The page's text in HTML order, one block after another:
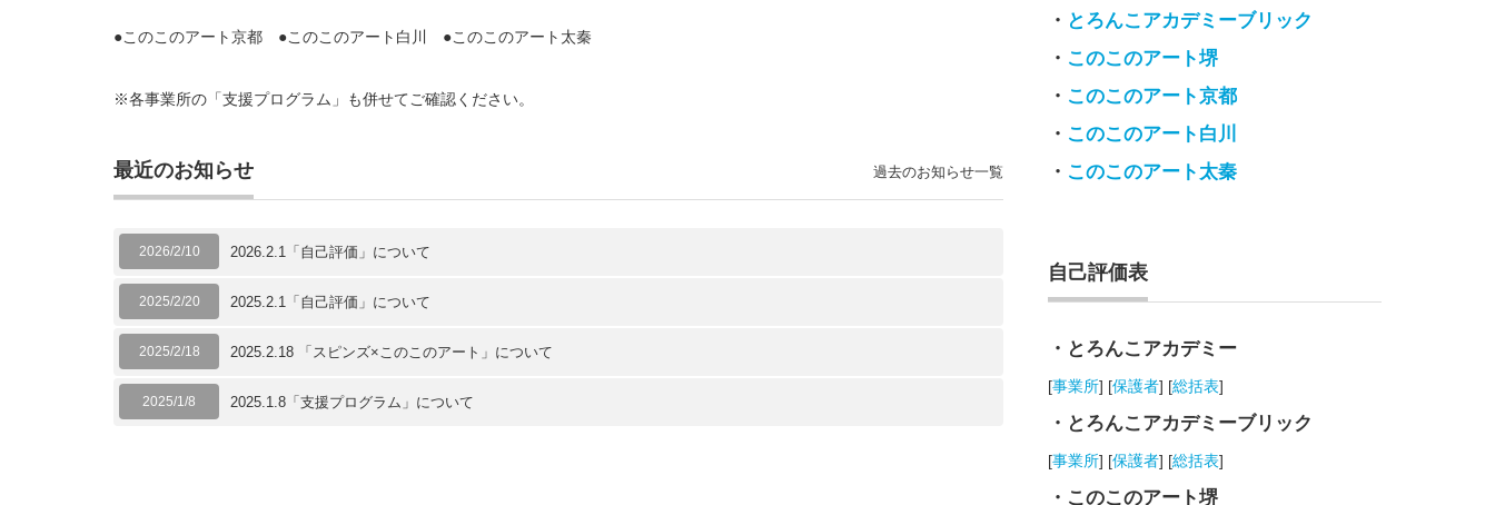
●このこのアート京都 ●このこのアート白川 ●このこのアート太秦
※各事業所の「支援プログラム」も併せてご確認ください。
最近のお知らせ
2026/2/10 2026.2.1「自己評価」について
2025/2/20 2025.2.1「自己評価」について
2025/2/18 2025.2.18 「スピンズ×このこのアート」について
2025/1/8 2025.1.8「支援プログラム」について
過去のお知らせ一覧
・ とろんこアカデミーブリック
・ このこのアート堺
・ このこのアート京都
・ このこのアート白川
・ このこのアート太秦
自己評価表
・とろんこアカデミー
[事業所] [保護者] [総括表]
・とろんこアカデミーブリック
[事業所] [保護者] [総括表]
・このこのアート堺